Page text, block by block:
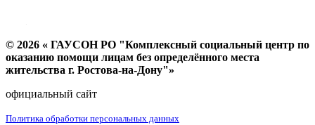
© 2026 « ГАУСОН РО "Комплексный социальный центр по
оказанию помощи лицам без определённого места
жительства г. Ростова-на-Дону"»
официальный сайт
Политика обработки персональных данных